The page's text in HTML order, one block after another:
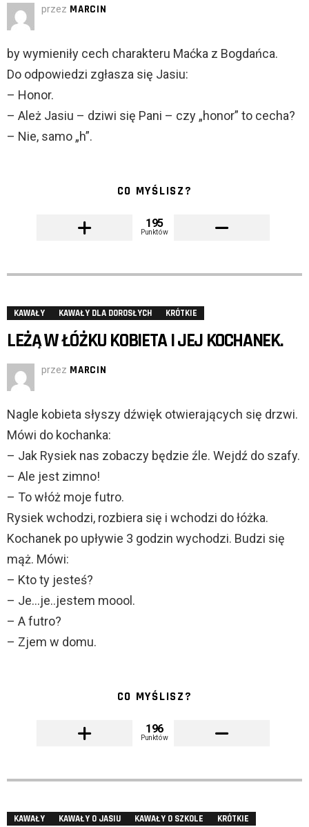
przez MARCIN
by wymieniły cech charakteru Maćka z Bogdańca.
Do odpowiedzi zgłasza się Jasiu:
– Honor.
– Ależ Jasiu – dziwi się Pani – czy „honor” to cecha?
– Nie, samo „h”.
CO MYŚLISZ?
195
Punktów
KAWAŁY KAWAŁY DLA DOROSŁYCH KRÓTKIE
LEŻĄ W ŁÓŻKU KOBIETA I JEJ KOCHANEK.
przez MARCIN
Nagle kobieta słyszy dźwięk otwierających się drzwi.
Mówi do kochanka:
– Jak Rysiek nas zobaczy będzie źle. Wejdź do szafy.
– Ale jest zimno!
– To włóż moje futro.
Rysiek wchodzi, rozbiera się i wchodzi do łóżka.
Kochanek po upływie 3 godzin wychodzi. Budzi się
mąż. Mówi:
– Kto ty jesteś?
– Je…je..jestem moool.
– A futro?
– Zjem w domu.
CO MYŚLISZ?
196
Punktów
KAWAŁY KAWAŁY O JASIU KAWAŁY O SZKOLE KRÓTKIE